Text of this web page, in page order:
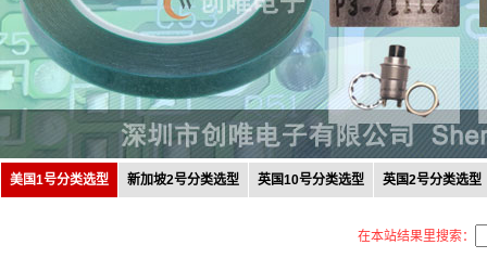
美国1号分类选型 新加坡2号分类选型 英国10号分类选型 英国2号分类选型
在本站结果里搜索：